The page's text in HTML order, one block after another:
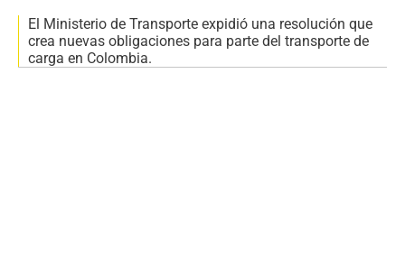
El Ministerio de Transporte expidió una resolución que
crea nuevas obligaciones para parte del transporte de
carga en Colombia.